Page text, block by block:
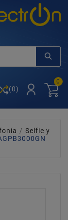
(0)
0
Selfie y